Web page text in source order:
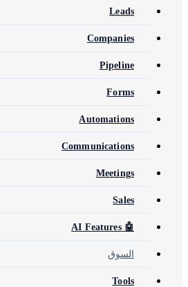
Rise CRM
Security and third-party tools
Leads
Companies
Pipeline
Forms
Automations
Communications
Meetings
Sales
🤖 AI Features
السوق
Tools